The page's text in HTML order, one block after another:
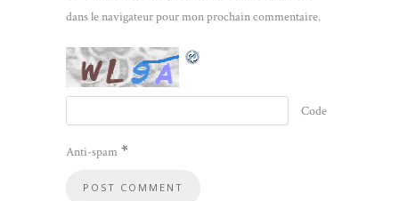
dans le navigateur pour mon prochain commentaire.
Code
Anti-spam *